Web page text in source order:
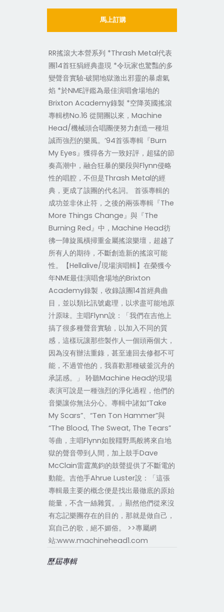
馬上訂購
RR搖滾大本營系列 *Thrash Metal代表
團14首狂狷經典盡現 *令玩家也驚豔的多
變聲音實驗‧破開地獄激出邪靈的暴虐氣
焰 *於NME評鑑為最佳演唱會場地的
Brixton Academy錄製 *空降英國搖滾
專輯榜No.16 從開團以來，Machine
Head/機械頭合唱團便努力創造一種坦
誠而強烈的樂風。’94首張專輯『Burn
My Eyes』獲得各方一致好評，超猛的節
奏高潮中，融合狂暴的樂段與Flynn侵略
性的唱腔，不但是Thrash Metal的經
典，更成了該團的代名詞。 首張專輯的
成功並非休止符，之後的兩張專輯『The
More Things Change』與『The
Burning Red』中，Machine Head彷
彿一陣旋風橫掃重金屬搖滾樂壇，超越了
所有人的期待，不斷創造新的搖滾可能
性。【Hellalive/現場演唱輯】在榮獲今
年NME最佳演唱會場地的Brixton
Academy錄製，收錄該團14首經典曲
目，並以類比訊號處理，以求盡可能地原
汁原味。主唱Flynn說：「我們在吉他上
搞了很多種聲音實驗，以加入不同的質
感，這樣玩讓那些製作人一個頭兩個大，
因為沒有辦法重錄，甚至連回去修都不可
能，不過管他的，我喜歡那種破釜沉舟的
承諾感。」 聆聽Machine Head的現場
表演可說是一種強烈的淨化過程，他們的
音樂讓你無法分心。專輯中諸如“Take
My Scars”、“Ten Ton Hammer”與
“The Blood, The Sweat, The Tears”
等曲，主唱Flynn如脫韁野馬般將來自地
獄的聲音帶到人間，加上鼓手Dave
McClain雷霆萬鈞的鼓聲提供了不斷電的
動能。吉他手Ahrue Luster說：「這張
專輯最主要的概念便是找出最徹底的原始
能量，不含一絲雜質。」顯然他們從來沒
有忘記樂團存在的目的，那就是做自己，
寫自己的歌，絕不媚俗。 >>專屬網
站:www.machinehead1.com
歷屆專輯